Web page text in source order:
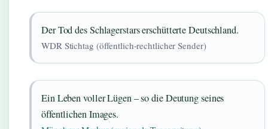
Der Tod des Schlagerstars erschütterte Deutschland.
WDR Stichtag (öffentlich-rechtlicher Sender)
Ein Leben voller Lügen – so die Deutung seines
öffentlichen Images.